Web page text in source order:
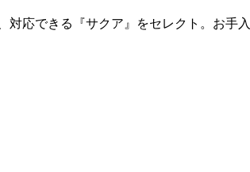
応できる『サクア』をセレクト。お